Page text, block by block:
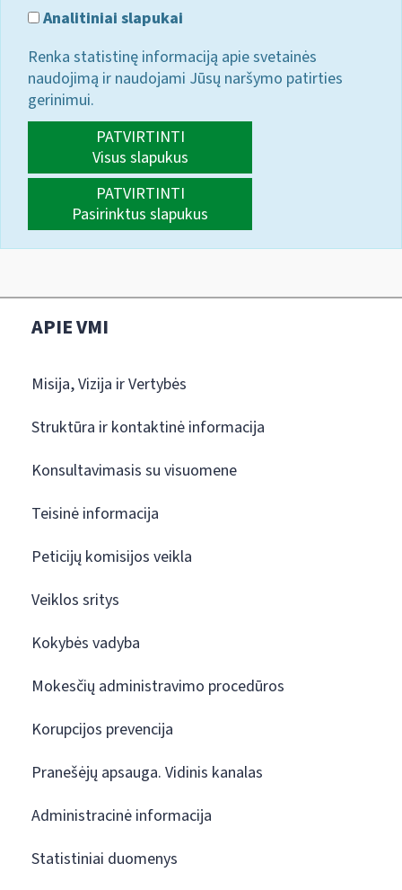
Analitiniai slapukai
Renka statistinę informaciją apie svetainės
naudojimą ir naudojami Jūsų naršymo patirties
gerinimui.
PATVIRTINTI
Visus slapukus
PATVIRTINTI
Pasirinktus slapukus
APIE VMI
Misija, Vizija ir Vertybės
Struktūra ir kontaktinė informacija
Konsultavimasis su visuomene
Teisinė informacija
Peticijų komisijos veikla
Veiklos sritys
Kokybės vadyba
Mokesčių administravimo procedūros
Korupcijos prevencija
Pranešėjų apsauga. Vidinis kanalas
Administracinė informacija
Statistiniai duomenys